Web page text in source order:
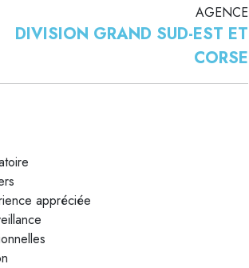
AGENCE
DIVISION GRAND SUD-EST ET
CORSE
appréciée